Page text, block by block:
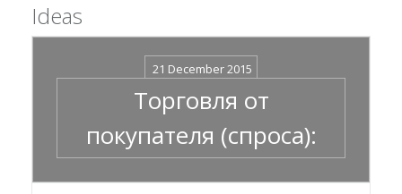
Ideas
21 December 2015
Торговля от
покупателя (спроса):